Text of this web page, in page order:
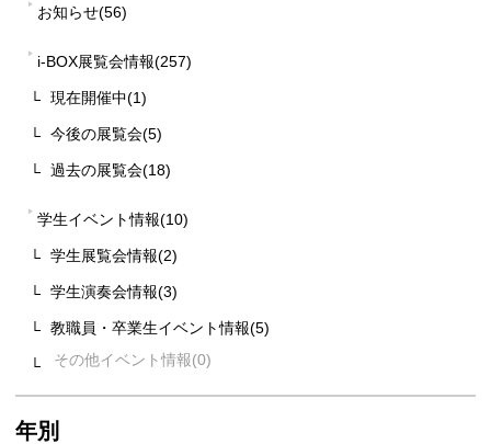
お知らせ(56)
i-BOX展覧会情報(257)
現在開催中(1)
今後の展覧会(5)
過去の展覧会(18)
学生イベント情報(10)
学生展覧会情報(2)
学生演奏会情報(3)
教職員・卒業生イベント情報(5)
その他イベント情報
年別